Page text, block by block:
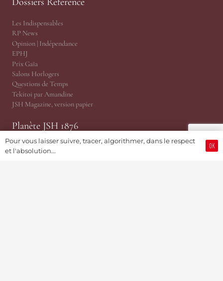
Les Indispensables
RP News
Opinion | Indépendance
EPHJ
Prix Gaïa
Salons Horlogers
Questions de Temps
Tekitoi par Amandine
JSH Magazine, version papier
Planète JSH 1876
@TRP, Cabinet ès Relations Publiques
Pour vous laisser suivre, tracer, algorithmer, dans le respect
et l'absolution...
OK